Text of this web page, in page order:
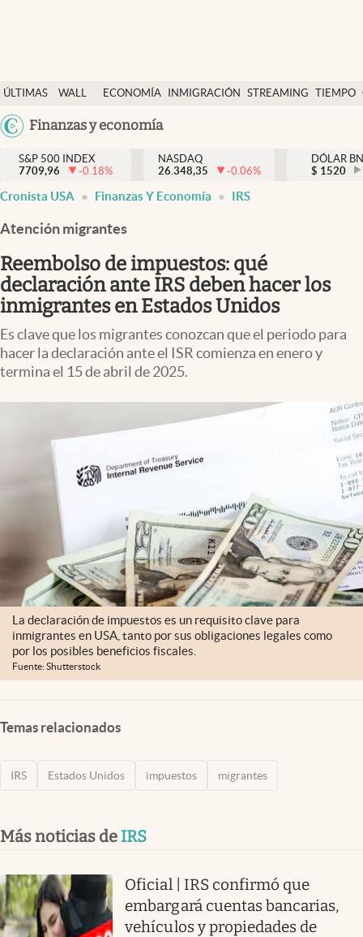
ÚLTIMAS
NOTICIAS
WALL
DÓLAR
ECONOMÍA INMIGRACIÓN STREAMING TIEMPO
México
Finanzas y economía
Finanzas y economía
Wall Street y dólar
Inmigración
Espiritual
Streaming
PC y mobile
Lifestyle
S&P 500 INDEX
7709,96
-0.18%
NASDAQ
26.348,35
-0.06%
DÓLAR
$ 1520
Cronista USA Finanzas Y Economía IRS
Atención migrantes
Reembolso de impuestos: qué
declaración ante IRS deben hacer los
inmigrantes en Estados Unidos
Es clave que los migrantes conozcan que el periodo para
hacer la declaración ante el ISR comienza en enero y
termina el 15 de abril de 2025.
La declaración de impuestos es un requisito clave para
inmigrantes en USA, tanto por sus obligaciones legales como
por los posibles beneficios fiscales.
Fuente: Shutterstock
Temas relacionados
IRS Estados Unidos impuestos migrantes
Más noticias de IRS
Oficial | IRS confirmó que
embargará cuentas bancarias,
vehículos y propiedades de